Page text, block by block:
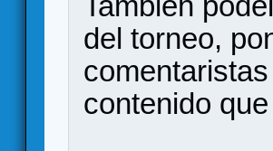
del torneo,
contenido